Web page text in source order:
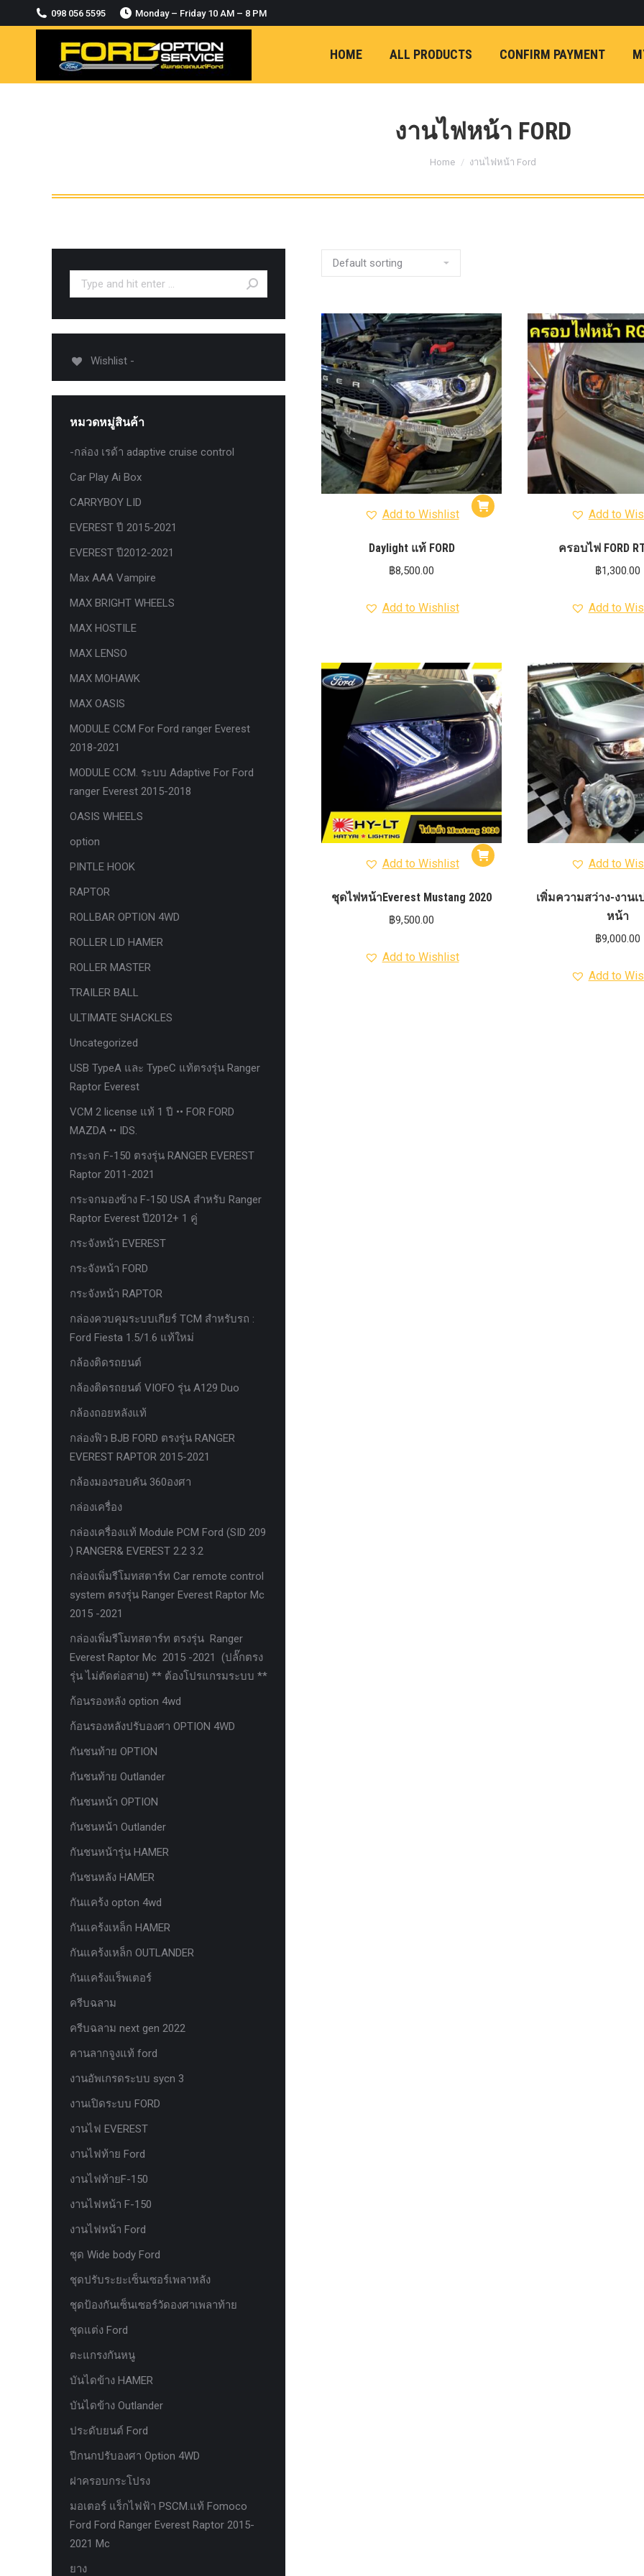
098 056 5595 Monday – Friday 10 AM – 8 PM
HOME ALL PRODUCTS CONFIRM PAYMENT
งานไฟหน้า FORD
You are here:
Home งานไฟหน้า Ford
Add to Wishlist
Daylight แท้ FORD
฿8,500.00
Add to Wishlist
Add to
ครอบไฟ FORD
฿1,300.00
Add to
Add to Wishlist
ชุดไฟหน้าEverest Mustang 2020
฿9,500.00
Add to Wishlist
Add to
เพิ่มความสว่าง-งานเ
หน้า
฿9,000.00
Add to
Search:
Wishlist -
หมวดหมู่สินค้า
-กล่อง เรด้า adaptive cruise control
Car Play Ai Box
CARRYBOY LID
EVEREST ปี 2015-2021
EVEREST ปี2012-2021
Max AAA Vampire
MAX BRIGHT WHEELS
MAX HOSTILE
MAX LENSO
MAX MOHAWK
MAX OASIS
MODULE CCM For Ford ranger Everest
2018-2021
MODULE CCM. ระบบ Adaptive For Ford
ranger Everest 2015-2018
OASIS WHEELS
option
PINTLE HOOK
RAPTOR
ROLLBAR OPTION 4WD
ROLLER LID HAMER
ROLLER MASTER
TRAILER BALL
ULTIMATE SHACKLES
Uncategorized
USB TypeA และ TypeC แท้ตรงรุ่น Ranger
Raptor Everest
VCM 2 license แท้ 1 ปี •• FOR FORD
MAZDA •• IDS.
กระจก F-150 ตรงรุ่น RANGER EVEREST
Raptor 2011-2021
กระจกมองข้าง F-150 USA สำหรับ Ranger
Raptor Everest ปี2012+ 1 คู่
กระจังหน้า EVEREST
กระจังหน้า FORD
กระจังหน้า RAPTOR
กล่องควบคุมระบบเกียร์ TCM สำหรับรถ :
Ford Fiesta 1.5/1.6 แท้ใหม่
กล้องติดรถยนต์
กล้องติดรถยนต์ VIOFO รุ่น A129 Duo
กล้องถอยหลังแท้
กล่องฟิว BJB FORD ตรงรุ่น RANGER
EVEREST RAPTOR 2015-2021
กล้องมองรอบคัน 360องศา
กล่องเครื่อง
กล่องเครื่องแท้ Module PCM Ford (SID 209
) RANGER& EVEREST 2.2 3.2
กล่องเพิ่มรีโมทสตาร์ท Car remote control
system ตรงรุ่น Ranger Everest Raptor Mc
2015 -2021
กล่องเพิ่มรีโมทสตาร์ท ตรงรุ่น Ranger
Everest Raptor Mc 2015 -2021 (ปลั๊กตรง
รุ่น ไม่ตัดต่อสาย) ** ต้องโปรแกรมระบบ **
ก้อนรองหลัง option 4wd
ก้อนรองหลังปรับองศา OPTION 4WD
กันชนท้าย OPTION
กันชนท้าย Outlander
กันชนหน้า OPTION
กันชนหน้า Outlander
กันชนหน้ารุ่น HAMER
กันชนหลัง HAMER
กันแคร้ง opton 4wd
กันแคร้งเหล็ก HAMER
กันแคร้งเหล็ก OUTLANDER
กันแคร้งแร็พเตอร์
ครีบฉลาม
ครีบฉลาม next gen 2022
คานลากจูงแท้ ford
งานอัพเกรดระบบ sycn 3
งานเปิดระบบ FORD
งานไฟ EVEREST
งานไฟท้าย Ford
งานไฟท้ายF-150
งานไฟหน้า F-150
งานไฟหน้า Ford
ชุด Wide body Ford
ชุดปรับระยะเซ็นเซอร์เพลาหลัง
ชุดป้องกันเซ็นเซอร์วัดองศาเพลาท้าย
ชุดแต่ง Ford
ตะแกรงกันหนู
บันไดข้าง HAMER
บันไดข้าง Outlander
ประดับยนต์ Ford
ปีกนกปรับองศา Option 4WD
ฝาครอบกระโปรง
มอเตอร์ แร็กไฟฟ้า PSCM.แท้ Fomoco
Ford Ford Ranger Everest Raptor 2015-
2021 Mc
ยาง
MODULE CCM. ระบบ Adaptive For Ford
ranger Everest 2015-2018
OASIS WHEELS
ROLLER LID HAMER
TRAILER BALL
ULTIMATE SHACKLES
Uncategorized
USB TypeA และ TypeC แท้ตรงรุ่น
VCM 2 license แท้ 1 ปี •• FOR FORD
MAZDA •• IDS.
Raptor 2011-2021
กระจกมองข้าง F-150 USA สำหรับ
Ranger Raptor Everest ปี2012+ 1 คู่
กระจังหน้า EVEREST
กระจังหน้า FORD
กระจังหน้า RAPTOR
กล่องควบคุมระบบเกียร์ TCM สำหรับรถ :
EVEREST RAPTOR 2015-2021
กล้องมองรอบคัน 360องศา
กล่องเครื่องแท้ Module PCM Ford (SID
control system ตรงรุ่น Ranger Everest
Raptor Mc 2015 -2021
กล่องเพิ่มรีโมทสตาร์ท ตรงรุ่น Ranger
Everest Raptor Mc 2015 -2021 (ปลั๊ก
ระบบ **
ก้อนรองหลัง option 4wd
ก้อนรองหลังปรับองศา OPTION 4WD
กันชนท้าย OPTION
กันชนท้าย Outlander
กันชนหน้า OPTION
กันชนหน้ารุ่น HAMER
กันชนหลัง HAMER
กันแคร้ง opton 4wd
กันแคร้งเหล็ก HAMER
กันแคร้งเหล็ก OUTLANDER
กันแคร้งแร็พเตอร์
ครีบฉลาม
ครีบฉลาม next gen 2022
คานลากจูงแท้ ford
งานไฟท้ายF-150
งานไฟหน้า F-150
งานไฟหน้า Ford
ชุด Wide body Ford
ชุดปรับระยะเซ็นเซอร์เพลาหลัง
ชุดป้องกันเซ็นเซอร์วัดองศาเพลาท้าย
ชุดแต่ง Ford
บันไดข้าง HAMER
บันไดข้าง Outlander
ประดับยนต์ Ford
ปีกนกปรับองศา Option 4WD
ฝาครอบกระโปรง
มอเตอร์ แร็กไฟฟ้า PSCM.แท้ Fomoco
Ford Ford Ranger Everest Raptor 2015-
RANGER EVEREST Raptor 2011-2021
หน้าจอ Sync 3 รุ่นล่าสุด ตรงรุ่น Ford
Ranger Everest สำหรับ Upgrade Sync
หน้าจอเรือนไมล์แท้ FORD EVEREST
RANGER 2.0 PART G
หน้าจอเรือนไมล์แท้ FORD EVEREST
PART J
ห่วงแดง HAMER
ห่วงโอเมก้า option
หัวเกียร์
อุปกรณ์ภายในรถยนต์ FORD
เคสกุญแจคาร์บอน for ford next gen
เซ็นเซอร์หน้าพร้อมสายแท้ 4 จุด ตรงรุ่น
Ranger Everest Raptor MC ปี 2015-2021
เซ็นเซอร์หน้าพร้อมสายแท้ 6 จุด ตรงรุ่น
Ranger Everest Raptor MC ปี 2015-2021
แผงครอบแอร์ FCIM ตรงรุ่น Ford XLT.
แผงควบคุมแอร์ FCIM ตรงรุ่น FORD
EVEREST 2.2 3.2 2.0
แหนบแอด option 4wd
หน้า กล้องถอยหลัง การ์ดมอเตอร์พวงม
FORD RANGER NEXTGEN 2022 ก้
OPTION 4WD ข
1 นิ้ว (25mm) สี
เหลือง
ปรับองศา
ตรงรุ่น -FORD
รุ่น -ISUZU V-CROSS
ON)
ตรงรุ่น -MAZDA
PRO (2012-ON)ตรงรุ่น
TOYOTA VIGO ปีกนกปรับอ
4WD ขาวฝาแดง ปีกนกปรับองศา
4WD ดำฝาแดง
ปีกนกปรับองศา
ฟ้าฝาแดง ปีกนกปรับองศา
4WD เหลืองฝาฟ้า
ปีกนกปรับ
Option 4WD แดงฝาดำ
ห่วงโอเม
OPTION 4WD (สีแดง)
อัพเกรด ไฟหน้า